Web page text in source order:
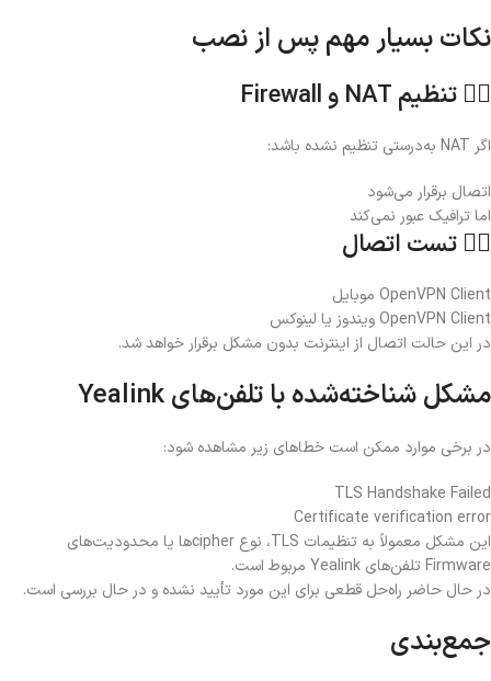
نکات بسیار مهم پس از نصب
۱️⃣ تنظیم NAT و Firewall
اگر NAT به‌درستی تنظیم نشده باشد:
اتصال برقرار می‌شود
اما ترافیک عبور نمی‌کند
۲️⃣ تست اتصال
OpenVPN Client موبایل
OpenVPN Client ویندوز یا لینوکس
در این حالت اتصال از اینترنت بدون مشکل برقرار خواهد شد.
مشکل شناخته‌شده با تلفن‌های Yealink
در برخی موارد ممکن است خطاهای زیر مشاهده شود:
TLS Handshake Failed
Certificate verification error
این مشکل معمولاً به تنظیمات TLS، نوع cipherها یا محدودیت‌های
Firmware تلفن‌های Yealink مربوط است.
در حال حاضر راه‌حل قطعی برای این مورد تأیید نشده و در حال بررسی است.
جمع‌بندی